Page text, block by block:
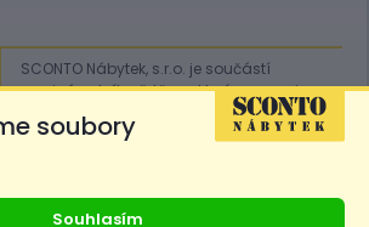
SCONTO Nábytek, s.r.o. je součástí
mezinárodního řetězce, který provozuje
obchodní domy
Sconto.
soubory
Souhlasím